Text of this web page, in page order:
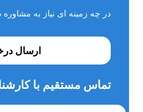
در چه زمینه ای نیاز به مشاوره
ارسال
تماس مستقیم با